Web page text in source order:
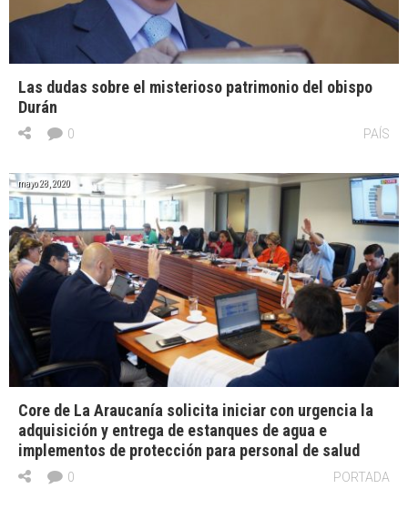
Las dudas sobre el misterioso patrimonio del obispo
Durán
PAÍS
0
mayo 28, 2020
Core de La Araucanía solicita iniciar con urgencia la
adquisición y entrega de estanques de agua e
implementos de protección para personal de salud
PORTADA
0